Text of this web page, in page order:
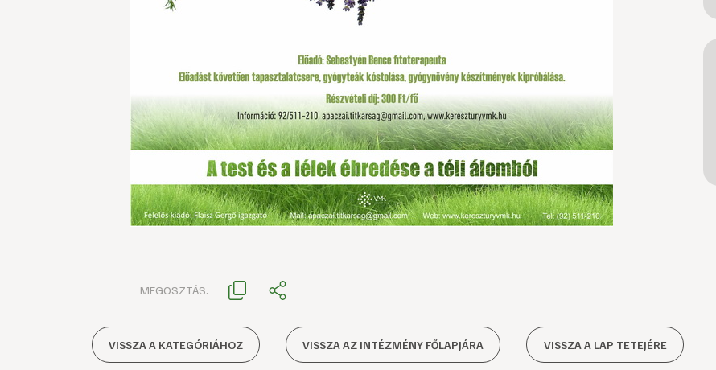
MEGOSZTÁS:
VISSZA A KATEGÓRIÁHOZ VISSZA AZ INTÉZMÉNY FŐLAPJÁRA VISSZA A LAP TETEJÉRE